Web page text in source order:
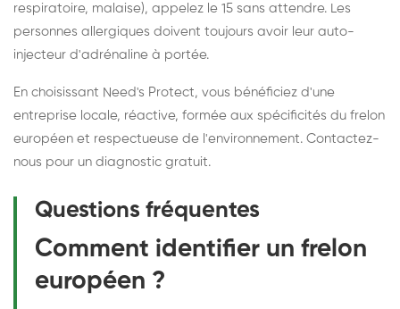
respiratoire, malaise), appelez le 15 sans attendre. Les
personnes allergiques doivent toujours avoir leur auto-
injecteur d'adrénaline à portée.
En choisissant Need's Protect, vous bénéficiez d'une
entreprise locale, réactive, formée aux spécificités du frelon
européen et respectueuse de l'environnement. Contactez-
nous pour un diagnostic gratuit.
Questions fréquentes
Comment identifier un frelon
européen ?